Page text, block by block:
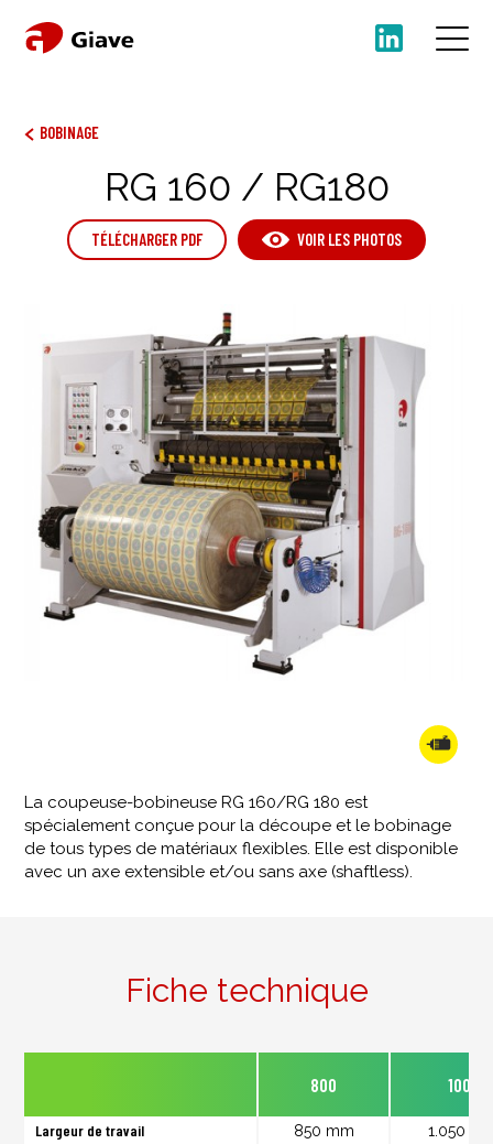
BOBINAGE
RG 160 / RG180
TÉLÉCHARGER PDF VOIR LES PHOTOS
La coupeuse-bobineuse RG 160/RG 180 est
spécialement conçue pour la découpe et le bobinage
de tous types de matériaux flexibles. Elle est disponible
avec un axe extensible et/ou sans axe (shaftless).
Fiche technique
800 1000
Largeur de travail 850 mm 1.050